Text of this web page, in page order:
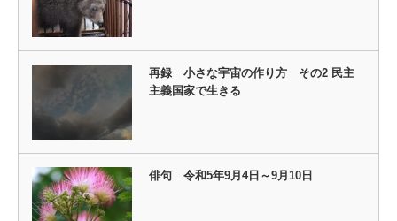
再録 小さな宇宙の作り方 その2 民主
主義国家で生きる
俳句 令和5年9月4日～9月10日